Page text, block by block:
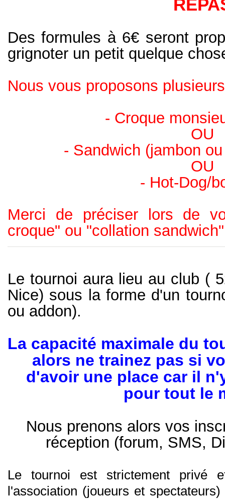
Des formules à 6€ seront
grignoter un petit quelque
Nous vous proposons
- Croque
OU
- Sandwich (jambon
OU
- Hot-Dog/
Merci de préciser lors de
croque" ou "collation
Le tournoi aura lieu au club (
Nice) sous la forme d'un
ou addon).
La capacité maximale du
alors ne trainez pas si
d'avoir une place car il
pour tout le
Nous prenons alors vos
réception (forum, SMS,
Le tournoi est strictement privé
l'association (joueurs et